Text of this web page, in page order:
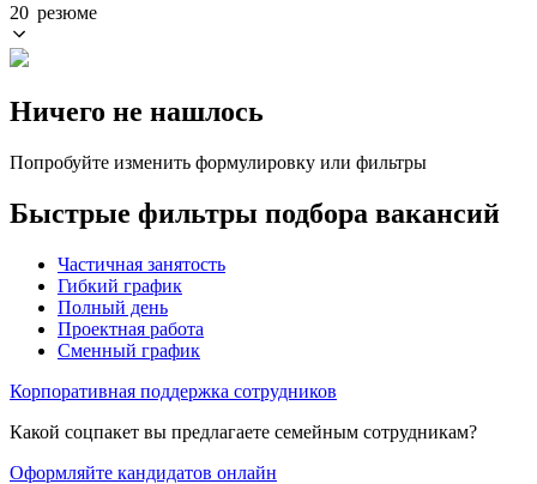
20 резюме
Ничего не нашлось
Попробуйте изменить формулировку или фильтры
Быстрые фильтры подбора вакансий
Частичная занятость
Гибкий график
Полный день
Проектная работа
Сменный график
Корпоративная поддержка сотрудников
Какой соцпакет вы предлагаете семейным сотрудникам?
Оформляйте кандидатов онлайн